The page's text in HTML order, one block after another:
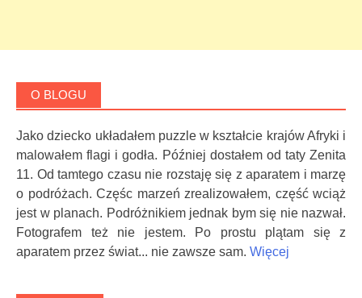
O BLOGU
Jako dziecko układałem puzzle w kształcie krajów Afryki i
malowałem flagi i godła. Później dostałem od taty Zenita
11. Od tamtego czasu nie rozstaję się z aparatem i marzę
o podróżach. Częśc marzeń zrealizowałem, część wciąż
jest w planach. Podróżnikiem jednak bym się nie nazwał.
Fotografem też nie jestem. Po prostu plątam się z
aparatem przez świat... nie zawsze sam. Więcej